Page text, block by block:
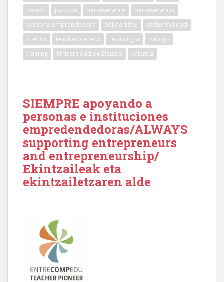
pasión
passion perseverance
perseverancia
persona emprendedora
Solidaridad
sostenibilidad
sueños
teacherpreneur tecnología
trabajo
training
Universidad de Deusto valentía
SIEMPRE apoyando a
personas e instituciones
empredendedoras/ALWAYS
supporting entrepreneurs
and entrepreneurship/
Ekintzaileak eta
ekintzailetzaren alde